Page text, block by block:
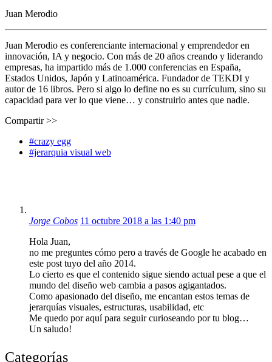
Juan Merodio
Juan Merodio es conferenciante internacional y emprendedor en
innovación, IA y negocio. Con más de 20 años creando y liderando
empresas, ha impartido más de 1.000 conferencias en España,
Estados Unidos, Japón y Latinoamérica. Fundador de TEKDI y
autor de 16 libros. Pero si algo lo define no es su currículum, sino su
capacidad para ver lo que viene… y construirlo antes que nadie.
Compartir >>
#crazy egg
#jerarquia visual web
Jorge Cobos 11 octubre 2018 a las 1:40 pm
Hola Juan,
no me preguntes cómo pero a través de Google he acabado en
este post tuyo del año 2014.
Lo cierto es que el contenido sigue siendo actual pese a que el
mundo del diseño web cambia a pasos agigantados.
Como apasionado del diseño, me encantan estos temas de
jerarquías visuales, estructuras, usabilidad, etc
Me quedo por aquí para seguir curioseando por tu blog…
Un saludo!
Categorías